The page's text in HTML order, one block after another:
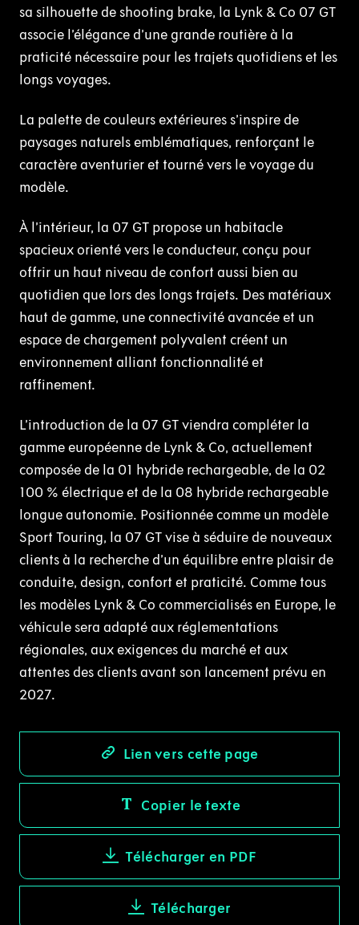
sa silhouette de shooting brake, la Lynk & Co 07 GT
associe l’élégance d’une grande routière à la
praticité nécessaire pour les trajets quotidiens et les
longs voyages.
La palette de couleurs extérieures s’inspire de
paysages naturels emblématiques, renforçant le
caractère aventurier et tourné vers le voyage du
modèle.
À l’intérieur, la 07 GT propose un habitacle
spacieux orienté vers le conducteur, conçu pour
offrir un haut niveau de confort aussi bien au
quotidien que lors des longs trajets. Des matériaux
haut de gamme, une connectivité avancée et un
espace de chargement polyvalent créent un
environnement alliant fonctionnalité et
raffinement.
L’introduction de la 07 GT viendra compléter la
gamme européenne de Lynk & Co, actuellement
composée de la 01 hybride rechargeable, de la 02
100 % électrique et de la 08 hybride rechargeable
longue autonomie. Positionnée comme un modèle
Sport Touring, la 07 GT vise à séduire de nouveaux
clients à la recherche d’un équilibre entre plaisir de
conduite, design, confort et praticité. Comme tous
les modèles Lynk & Co commercialisés en Europe, le
véhicule sera adapté aux réglementations
régionales, aux exigences du marché et aux
attentes des clients avant son lancement prévu en
2027.
Lien vers cette page
Copier le texte
Télécharger en PDF
Télécharger